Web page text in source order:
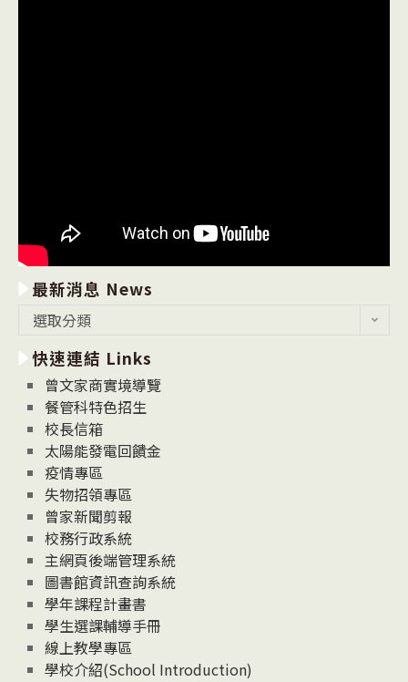
最新消息 News
消
息
News
選取分類
快速連結 Links
曾文家商實境導覽
餐管科特色招生
校長信箱
太陽能發電回饋金
疫情專區
失物招領專區
曾家新聞剪報
校務行政系統
主網頁後端管理系統
圖書館資訊查詢系統
學年課程計畫書
學生選課輔導手冊
線上教學專區
學校介紹(School Introduction)